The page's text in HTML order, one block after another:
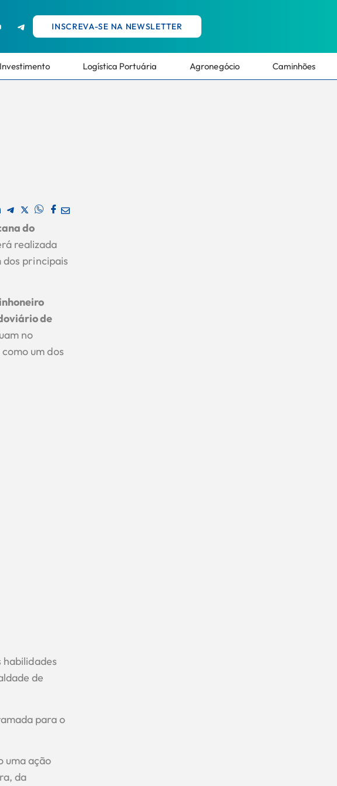
INSCREVA-SE NA NEWSLETTER
Investimento Logística Portuária Agronegócio Caminhões
do
realizada
dos principais
de
no
um dos
de
para o
uma ação
da